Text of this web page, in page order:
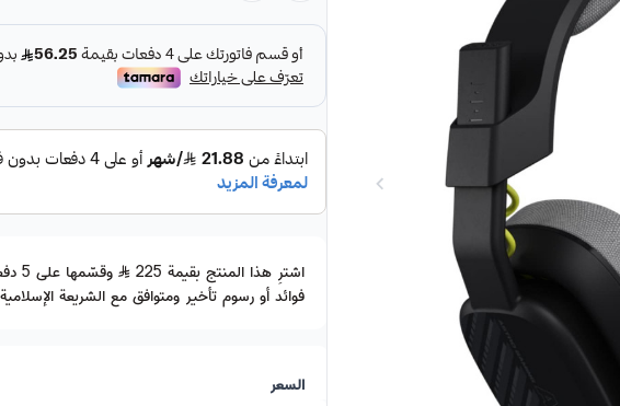
اشترِ هذا المنتج بقيمة 225
فوائد أو رسوم تأخير ومتوافق مع الشريعة الإسلامية
السعر